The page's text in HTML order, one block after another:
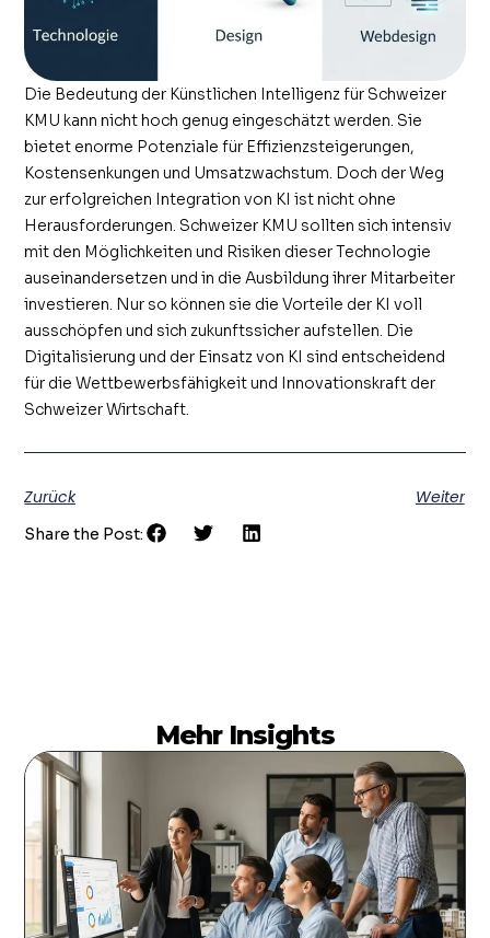
Die Bedeutung der Künstlichen Intelligenz für Schweizer
KMU kann nicht hoch genug eingeschätzt werden. Sie
bietet enorme Potenziale für Effizienzsteigerungen,
Kostensenkungen und Umsatzwachstum. Doch der Weg
zur erfolgreichen Integration von KI ist nicht ohne
Herausforderungen. Schweizer KMU sollten sich intensiv
mit den Möglichkeiten und Risiken dieser Technologie
auseinandersetzen und in die Ausbildung ihrer Mitarbeiter
investieren. Nur so können sie die Vorteile der KI voll
ausschöpfen und sich zukunftssicher aufstellen. Die
Digitalisierung und der Einsatz von KI sind entscheidend
für die Wettbewerbsfähigkeit und Innovationskraft der
Schweizer Wirtschaft.
Zurück Weiter
Share the Post:
Mehr Insights